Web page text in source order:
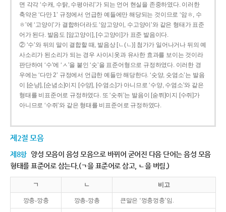
면 각각 ‘수캐, 수탉, 수평아리’가 되는 언어 현실을 존중하였다. 이러한
축약은 ‘다만 1’ 규정에서 언급한 예들에만 해당되는 것이므로 ‘암ㅎ, 수
ㅎ’에 ‘고양이’가 결합하더라도 ‘암고양이, 수고양이’와 같은 형태가 표준
어가 된다. 발음도 [암고양이], [수고양이]가 표준 발음이다.
② ‘수’와 뒤의 말이 결합할 때, 발음상 [ㄴ(ㄴ)] 첨가가 일어나거나 뒤의 예
사소리가 된소리가 되는 경우 사이시옷과 유사한 효과를 보이는 것이라
판단하여 ‘수’에 ‘ㅅ’을 붙인 ‘숫’을 표준어형으로 규정하였다. 이러한 경
우에는 ‘다만 2’ 규정에서 언급한 예들만 해당한다. ‘숫양, 숫염소’는 발음
이 [순냥], [순념소]이지 [수양], [수염소]가 아니므로 ‘수양, 수염소’와 같은
형태를 비표준어로 규정하였다. 또 ‘숫쥐’는 발음이 [숟쮜]이지 [수쥐]가
아니므로 ‘수쥐’와 같은 형태를 비표준어로 규정하였다.
제2절 모음
제8항 양성 모음이 음성 모음으로 바뀌어 굳어진 다음 단어는 음성 모음
형태를 표준어로 삼는다.(ㄱ을 표준어로 삼고, ㄴ을 버림.)
ㄱ ㄴ 비고
깡충-깡충 깡총-깡총 큰말은 ‘껑충껑충’임.